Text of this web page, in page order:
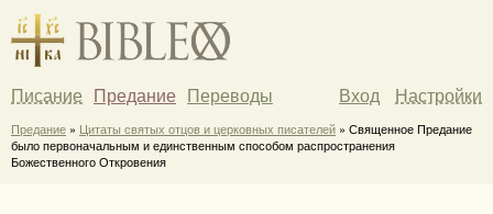
Писание Предание Переводы Вход Настройки
Предание » Цитаты святых отцов и церковных писателей » Священное Предание
было первоначальным и единственным способом распространения
Божественного Откровения